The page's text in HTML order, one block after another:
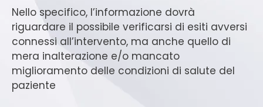
Nello specifico, l’informazione dovrà
riguardare il possibile verificarsi di esiti avversi
connessi all’intervento, ma anche quello di
mera inalterazione e/o mancato
miglioramento delle condizioni di salute del
paziente